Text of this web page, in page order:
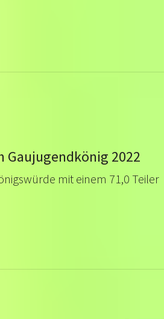
2022
mit einem 71,0 Teiler